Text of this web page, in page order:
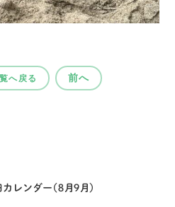
へ戻る 前へ
ンダー（８月９月）